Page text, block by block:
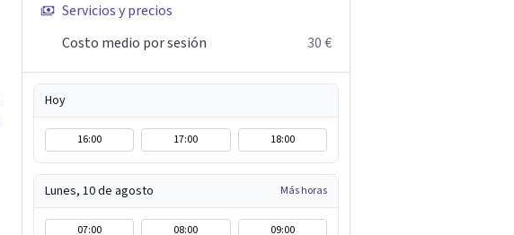
Servicios y precios
Costo medio por sesión
30 €
Hoy
16:00 17:00 18:00
Lunes, 10 de agosto Más horas
07:00 08:00
09:00